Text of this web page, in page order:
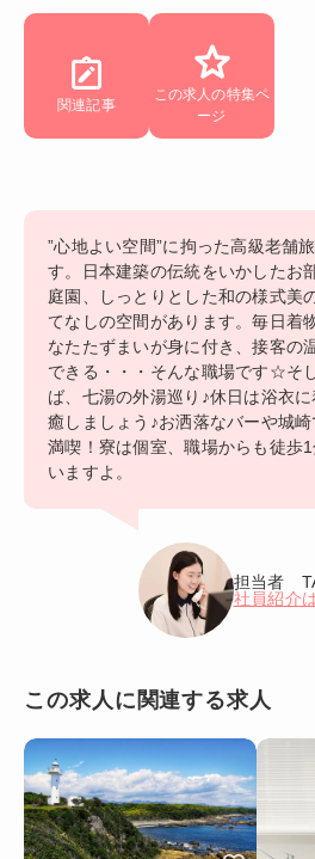
関連記事
この求人の特集ペ
ージ
”心地よい空間”に拘った高級老舗
す。日本建築の伝統をいかしたお
庭園、しっとりとした和の様式美
てなしの空間があります。毎日着
なたたずまいが身に付き、接客の
できる・・・そんな職場です☆そ
ば、七湯の外湯巡り♪休日は浴衣
癒しましょう♪お洒落なバーや城
満喫！寮は個室、職場からも徒歩
いますよ。
担当者
社員紹介
この求人に関連する求人